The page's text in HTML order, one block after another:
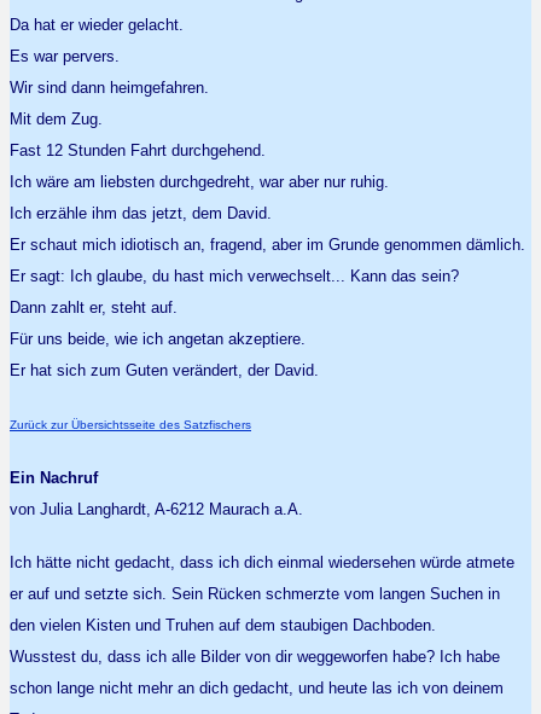
Da hat er wieder gelacht.
Es war pervers.
Wir sind dann heimgefahren.
Mit dem Zug.
Fast 12 Stunden Fahrt durchgehend.
Ich wäre am liebsten durchgedreht, war aber nur ruhig.
Ich erzähle ihm das jetzt, dem David.
Er schaut mich idiotisch an, fragend, aber im Grunde genommen dämlich.
Er sagt: Ich glaube, du hast mich verwechselt... Kann das sein?
Dann zahlt er, steht auf.
Für uns beide, wie ich angetan akzeptiere.
Er hat sich zum Guten verändert, der David.
Zurück zur Übersichtsseite des Satzfischers
Ein Nachruf
von Julia Langhardt, A-6212 Maurach a.A.
Ich hätte nicht gedacht, dass ich dich einmal wiedersehen würde atmete
er auf und setzte sich. Sein Rücken schmerzte vom langen Suchen in
den vielen Kisten und Truhen auf dem staubigen Dachboden.
Wusstest du, dass ich alle Bilder von dir weggeworfen habe? Ich habe
schon lange nicht mehr an dich gedacht, und heute las ich von deinem